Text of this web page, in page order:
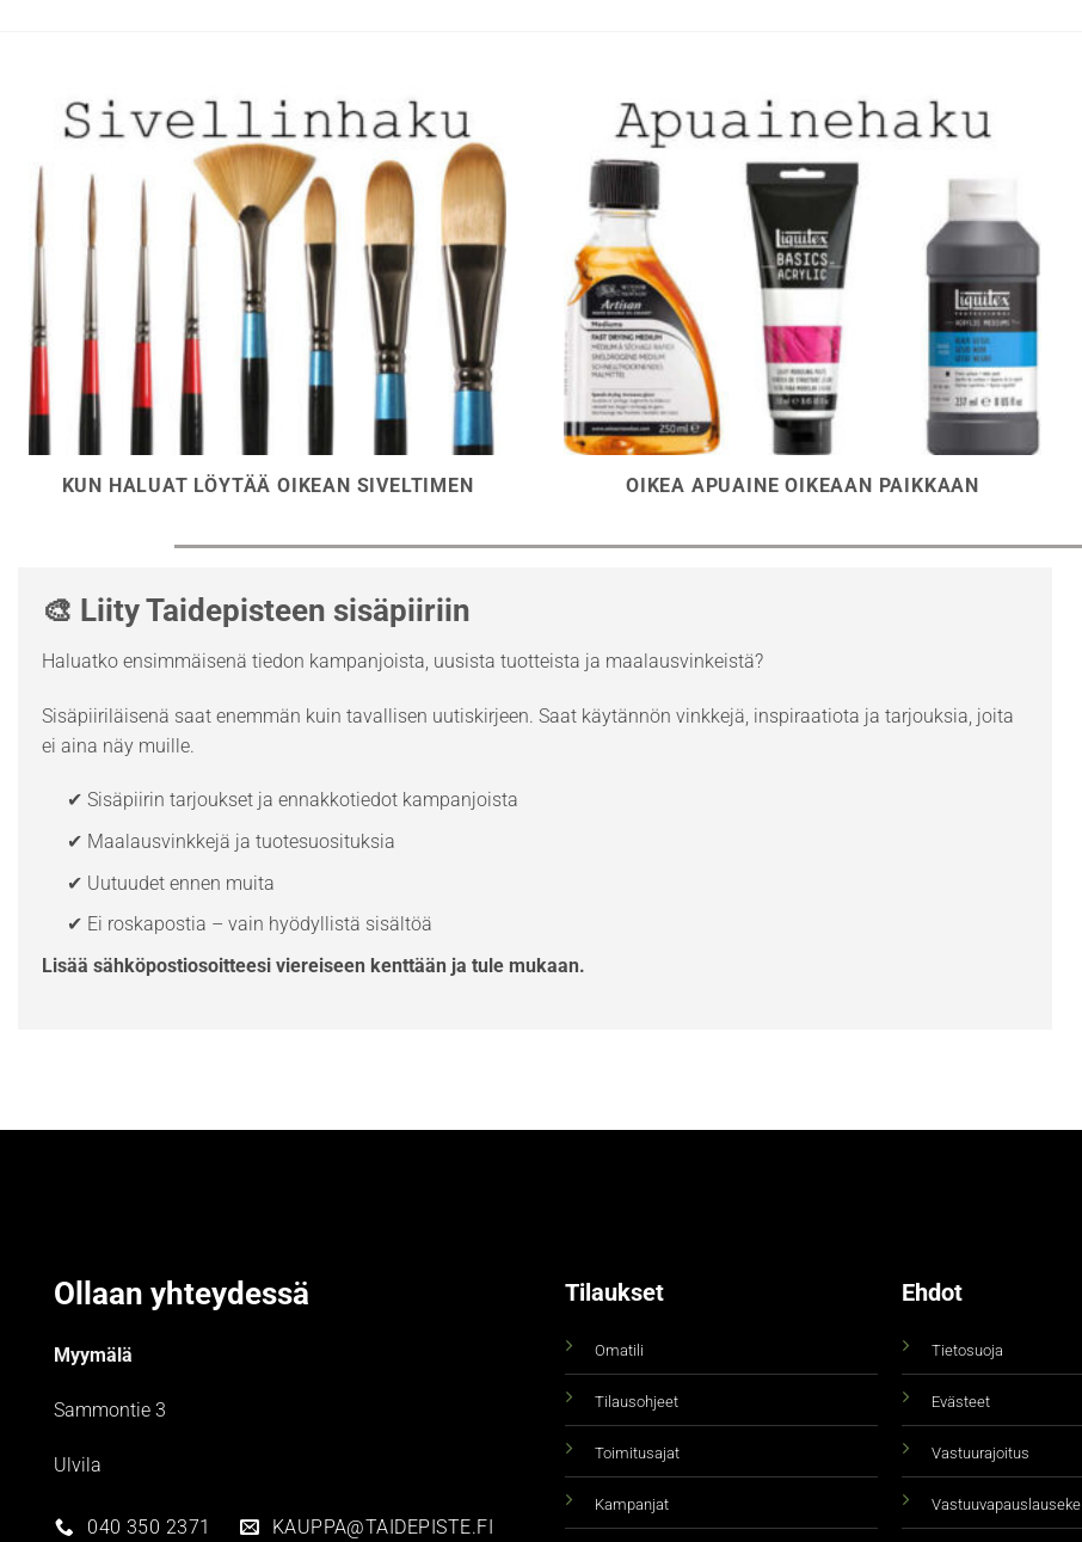
KUN HALUAT LÖYTÄÄ OIKEAN SIVELTIMEN OIKEA APUAINE OIKEAAN PAIKKAAN
🎨 Liity Taidepisteen sisäpiiriin
Haluatko ensimmäisenä tiedon kampanjoista, uusista tuotteista ja maalausvinkeistä?
Sisäpiiriläisenä saat enemmän kuin tavallisen uutiskirjeen. Saat käytännön vinkkejä, inspiraatiota ja tarjouksia, joita
ei aina näy muille.
✔ Sisäpiirin tarjoukset ja ennakkotiedot kampanjoista
✔ Maalausvinkkejä ja tuotesuosituksia
✔ Uutuudet ennen muita
✔ Ei roskapostia – vain hyödyllistä sisältöä
Lisää sähköpostiosoitteesi viereiseen kenttään ja tule mukaan.
Ollaan yhteydessä
Myymälä
Sammontie 3
Ulvila
040 350 2371 KAUPPA@TAIDEPISTE.FI
Tilaukset
Omatili
Tilausohjeet
Toimitusajat
Kampanjat
Ehdot
Tietosuoja
Evästeet
Vastuurajoitus
Vastuuvapauslauseke